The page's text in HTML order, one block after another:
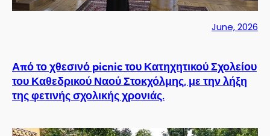
June, 2026
Από το χθεσινό picnic του Κατηχητικού Σχολείου
του Καθεδρικού Ναού Στοκχόλμης, με την λήξη
της φετινής σχολικής χρονιάς.